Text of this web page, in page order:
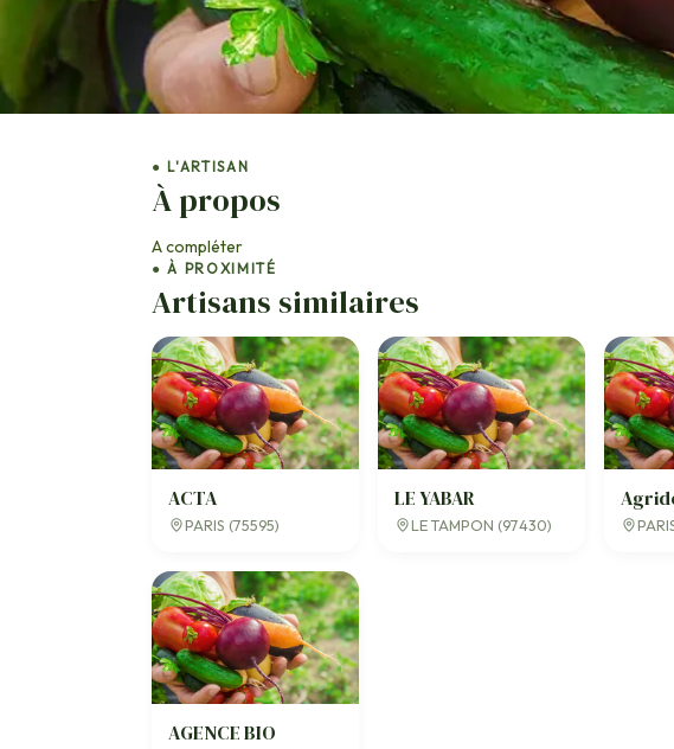
● L'ARTISAN
À propos
A compléter
● À PROXIMITÉ
Artisans similaires
ACTA
PARIS (75595)
LE YABAR
LE TAMPON (97430)
AGENCE BIO